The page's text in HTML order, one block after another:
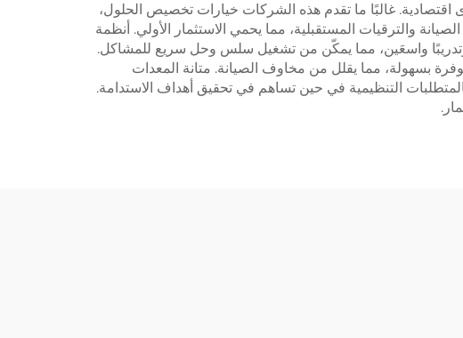
اقتصادية. غالبًا ما تقدم هذه الشركات خيارات تخصيص الحلول،
والترقيات المستقبلية، مما يحمي الاستثمار الأولي. أنظمة
وتدريبًا واسعَين، مما يمكّن من تشغيل سلس وحل سريع للمشاكل.
بسهولة، مما يقلل من مخاوف الصيانة. متانة المعدات
التنظيمية في حين تساهم في تحقيق أهداف الاستدامة.